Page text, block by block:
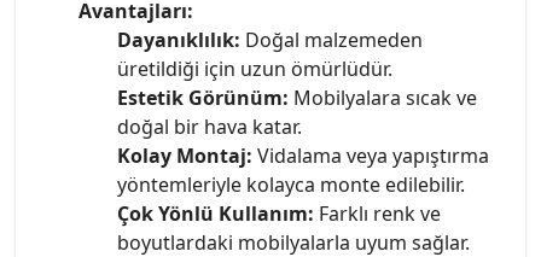
Avantajları:
Dayanıklılık: Doğal malzemeden
üretildiği için uzun ömürlüdür.
Estetik Görünüm: Mobilyalara sıcak ve
doğal bir hava katar.
Kolay Montaj: Vidalama veya yapıştırma
yöntemleriyle kolayca monte edilebilir.
Çok Yönlü Kullanım: Farklı renk ve
boyutlardaki mobilyalarla uyum sağlar.